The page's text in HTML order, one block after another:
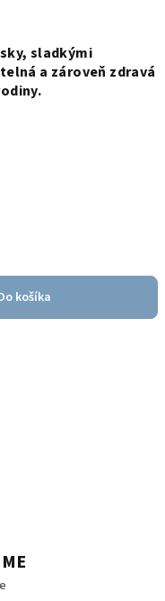
sladkými
a zároveň zdravá
košíka